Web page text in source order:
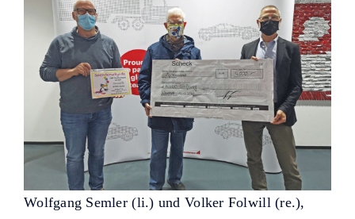
Wolfgang Semler (li.) und Volker Folwill (re.),